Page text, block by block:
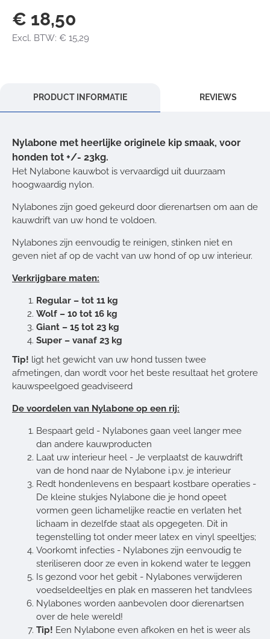
€ 18,50
Excl. BTW: € 15,29
PRODUCT INFORMATIE REVIEWS
Nylabone met heerlijke originele kip smaak, voor
honden tot +/- 23kg.
Het Nylabone kauwbot is vervaardigd uit duurzaam
hoogwaardig nylon.
Nylabones zijn goed gekeurd door dierenartsen om aan de
kauwdrift van uw hond te voldoen.
Nylabones zijn eenvoudig te reinigen, stinken niet en
geven niet af op de vacht van uw hond of op uw interieur.
Verkrijgbare maten:
Regular – tot 11 kg
Wolf – 10 tot 16 kg
Giant – 15 tot 23 kg
Super – vanaf 23 kg
Tip! ligt het gewicht van uw hond tussen twee
afmetingen, dan wordt voor het beste resultaat het grotere
kauwspeelgoed geadviseerd
De voordelen van Nylabone op een rij:
Bespaart geld - Nylabones gaan veel langer mee
dan andere kauwproducten
Laat uw interieur heel - Je verplaatst de kauwdrift
van de hond naar de Nylabone i.p.v. je interieur
Redt hondenlevens en bespaart kostbare operaties -
De kleine stukjes Nylabone die je hond opeet
vormen geen lichamelijke reactie en verlaten het
lichaam in dezelfde staat als opgegeten. Dit in
tegenstelling tot onder meer latex en vinyl speeltjes;
Voorkomt infecties - Nylabones zijn eenvoudig te
steriliseren door ze even in kokend water te leggen
Is gezond voor het gebit - Nylabones verwijderen
voedseldeeltjes en plak en masseren het tandvlees
Nylabones worden aanbevolen door dierenartsen
over de hele wereld!
Tip! Een Nylabone even afkoken en het is weer als